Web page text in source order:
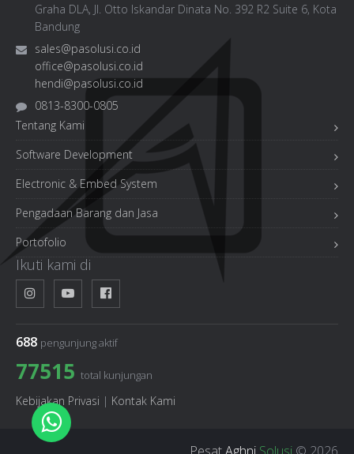
Graha DLA, Jl. Otto Iskandar Dinata No. 392 R2 Suite 6, Kota
Bandung
sales@pasolusi.co.id
office@pasolusi.co.id
hendi@pasolusi.co.id
0813-8300-0805
Tentang Kami
Software Development
Electronic & Embed System
Pengadaan Barang dan Jasa
Portofolio
Ikuti kami di
688 pengunjung aktif
77515 total kunjungan
Kebijakan Privasi | Kontak Kami